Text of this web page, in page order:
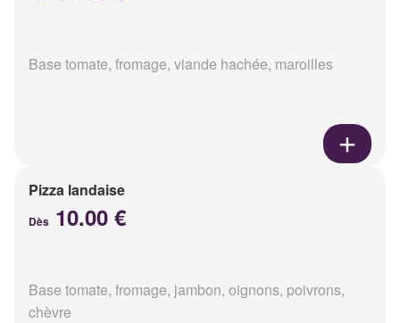
Base tomate, fromage, viande hachée, maroilles
Pizza landaise
Dès 10.00 €
Base tomate, fromage, jambon, oignons, poivrons,
chèvre